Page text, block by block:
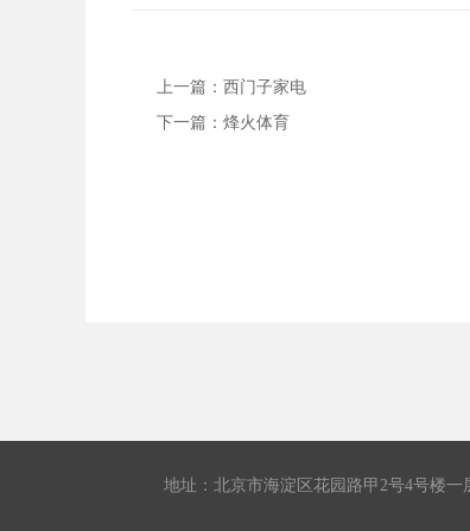
上一篇： 西门子家电
下一篇： 烽火体育
地址：北京市海淀区花园路甲2号4号楼